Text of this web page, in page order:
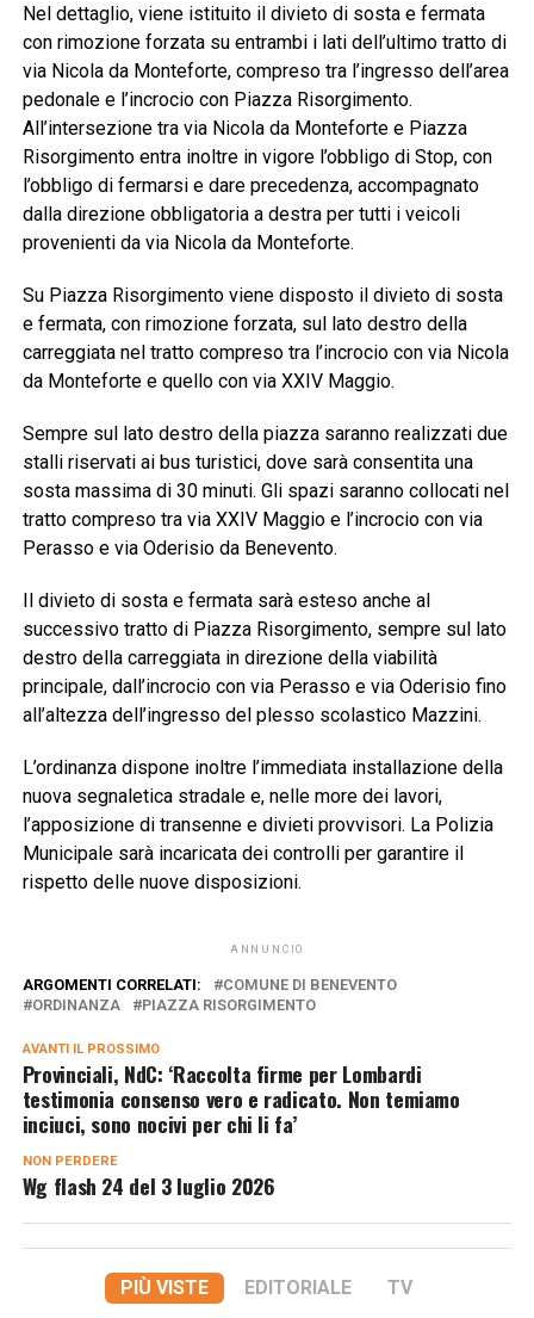
Nel dettaglio, viene istituito il divieto di sosta e fermata
con rimozione forzata su entrambi i lati dell’ultimo tratto di
via Nicola da Monteforte, compreso tra l’ingresso dell’area
pedonale e l’incrocio con Piazza Risorgimento.
All’intersezione tra via Nicola da Monteforte e Piazza
Risorgimento entra inoltre in vigore l’obbligo di Stop, con
l’obbligo di fermarsi e dare precedenza, accompagnato
dalla direzione obbligatoria a destra per tutti i veicoli
provenienti da via Nicola da Monteforte.
Su Piazza Risorgimento viene disposto il divieto di sosta
e fermata, con rimozione forzata, sul lato destro della
carreggiata nel tratto compreso tra l’incrocio con via Nicola
da Monteforte e quello con via XXIV Maggio.
Sempre sul lato destro della piazza saranno realizzati due
stalli riservati ai bus turistici, dove sarà consentita una
sosta massima di 30 minuti. Gli spazi saranno collocati nel
tratto compreso tra via XXIV Maggio e l’incrocio con via
Perasso e via Oderisio da Benevento.
Il divieto di sosta e fermata sarà esteso anche al
successivo tratto di Piazza Risorgimento, sempre sul lato
destro della carreggiata in direzione della viabilità
principale, dall’incrocio con via Perasso e via Oderisio fino
all’altezza dell’ingresso del plesso scolastico Mazzini.
L’ordinanza dispone inoltre l’immediata installazione della
nuova segnaletica stradale e, nelle more dei lavori,
l’apposizione di transenne e divieti provvisori. La Polizia
Municipale sarà incaricata dei controlli per garantire il
rispetto delle nuove disposizioni.
ANNUNCIO
ARGOMENTI CORRELATI:
COMUNE DI BENEVENTO
ORDINANZA
PIAZZA RISORGIMENTO
AVANTI IL ​​PROSSIMO
Provinciali, NdC: ‘Raccolta firme per Lombardi
testimonia consenso vero e radicato. Non temiamo
inciuci, sono nocivi per chi li fa’
NON PERDERE
Wg flash 24 del 3 luglio 2026
PIÙ VISTE EDITORIALE TV